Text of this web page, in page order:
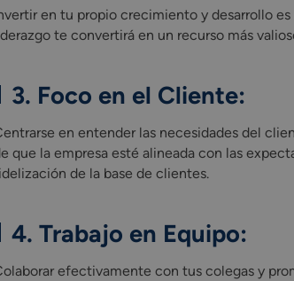
en tu propio crecimiento y desarrollo
te convertirá en un recurso más
3. Foco en el Cliente:
en entender las necesidades del
que la empresa esté alineada con las
de la base de clientes.
4. Trabajo en Equipo:
efectivamente con tus colegas y